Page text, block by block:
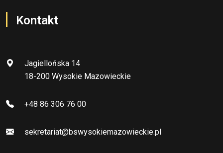
Kontakt
Jagiellońska 14
18-200 Wysokie Mazowieckie
+48 86 306 76 00
sekretariat@bswysokiemazowieckie.pl